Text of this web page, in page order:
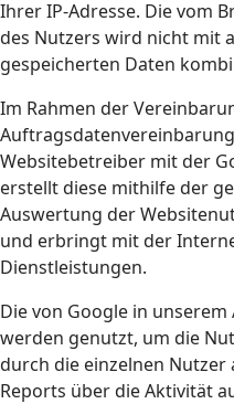
Ihrer IP-Adresse. Die vom
des Nutzers wird nicht mit
gespeicherten Daten
Im Rahmen der
Websitebetreiber mit der
erstellt diese mithilfe der
Auswertung der
und erbringt mit der
Dienstleistungen.
Die von Google in
werden genutzt, um die
durch die einzelnen Nutzer
Reports über die Aktivität